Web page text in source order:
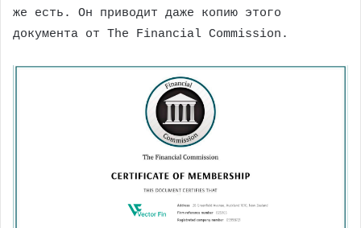
же есть. Он приводит даже копию этого
документа от The Financial Commission.